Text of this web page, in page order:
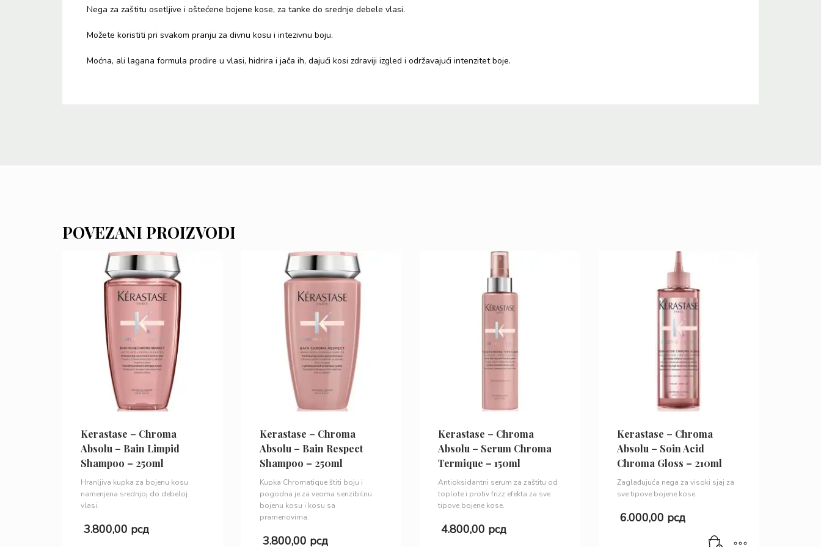
Nega za zaštitu osetljive i oštećene bojene kose, za tanke do srednje debele vlasi.
Možete koristiti pri svakom pranju za divnu kosu i intezivnu boju.
Moćna, ali lagana formula prodire u vlasi, hidrira i jača ih, dajući kosi zdraviji izgled i održavajući intenzitet boje.
POVEZANI PROIZVODI
Kerastase – Chroma
Absolu – Bain Limpid
Shampoo – 250ml
Hranljiva kupka za bojenu kosu
namenjena srednjoj do debeloj
vlasi.
3.800,00 рсд
Kerastase – Chroma
Absolu – Bain Respect
Shampoo – 250ml
Kupka Chromatique štiti boju i
pogodna je za veoma senzibilnu
bojenu kosu i kosu sa
pramenovima.
3.800,00 рсд
Kerastase – Chroma
Absolu – Serum Chroma
Termique – 150ml
Antioksidantni serum za zaštitu od
toplote i protiv frizz efekta za sve
tipove bojene kose.
4.800,00 рсд
Kerastase – Chroma
Absolu – Soin Acid
Chroma Gloss – 210ml
Zaglađujuća nega za visoki sjaj za
sve tipove bojene kose.
6.000,00 рсд